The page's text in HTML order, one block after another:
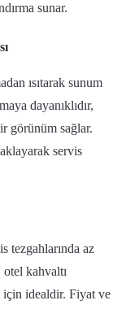
sunar.
ısıtarak sunum
dayanıklıdır,
görünüm sağlar.
servis
tezgahlarında az
kahvaltı
için idealdir. Fiyat ve